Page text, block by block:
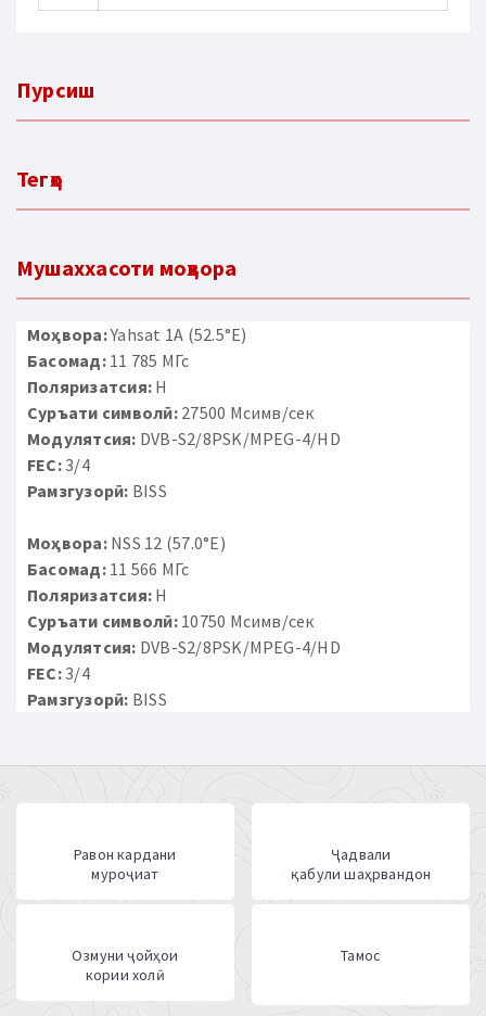
Пурсиш
Тегҳо
Мушаххасоти моҳвора
Моҳвора:Yahsat 1A (52.5°E)
Басомад:11 785 МГс
Поляризатсия: H
Суръати символӣ:27500 Мсимв/сек
Модулятсия: DVB-S2/8PSK/MPEG-4/HD
FEC:3/4
Рамзгузорӣ: BISS
Моҳвора:NSS 12 (57.0°E)
Басомад:11 566 МГс
Поляризатсия: H
Суръати символӣ:10750 Мсимв/сек
Модулятсия: DVB-S2/8PSK/MPEG-4/HD
FEC:3/4
Рамзгузорӣ: BISS
Равон кардани
муроҷиат
Ҷадвали
қабули шаҳрвандон
Озмуни ҷойҳои
кории холӣ
Тамос